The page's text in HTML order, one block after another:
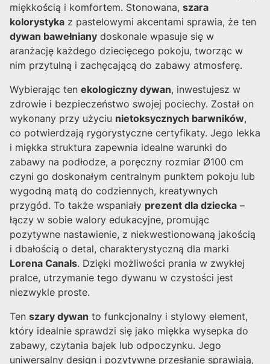
miękkością i komfortem. Stonowana, szara
kolorystyka z pastelowymi akcentami sprawia, że ten
dywan bawełniany doskonale wpasuje się w
aranżację każdego dziecięcego pokoju, tworząc w
nim przytulną i zachęcającą do zabawy atmosferę.
Wybierając ten ekologiczny dywan, inwestujesz w
zdrowie i bezpieczeństwo swojej pociechy. Został on
wykonany przy użyciu nietoksycznych barwników,
co potwierdzają rygorystyczne certyfikaty. Jego lekka
i miękka struktura zapewnia idealne warunki do
zabawy na podłodze, a poręczny rozmiar Ø100 cm
czyni go doskonałym centralnym punktem pokoju lub
wygodną matą do codziennych, kreatywnych
przygód. To także wspaniały prezent dla dziecka –
łączy w sobie walory edukacyjne, promując
pozytywne nastawienie, z niekwestionowaną jakością
i dbałością o detal, charakterystyczną dla marki
Lorena Canals. Dzięki możliwości prania w zwykłej
pralce, utrzymanie tego dywanu w czystości jest
niezwykle proste.
Ten szary dywan to funkcjonalny i stylowy element,
który idealnie sprawdzi się jako miękka wysepka do
zabawy, czytania bajek lub odpoczynku. Jego
uniwersalny design i pozytywne przesłanie sprawiają,